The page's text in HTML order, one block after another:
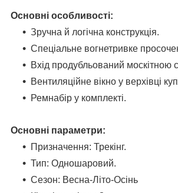
Основні особливості:
Зручна й логічна конструкція.
Спеціальне вогнетривке
Вхід продубльований москітною
Вентиляційне вікно у верхівці
Ремнабір у комплекті.
Основні параметри:
Призначення: Трекінг.
Тип: Одношаровий.
Сезон: Весна-Літо-Осінь